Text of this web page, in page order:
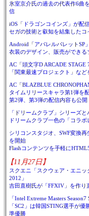
氷室京介氏の過去の代表作6曲
信
iOS「ドラゴンコインズ」が配
セガの技術と叡知を結集したコ
Android「アパレルパレットSP
衣装のデザイン、販売ができ
AC「頭文字D ARCADE STAGE
「関東最速プロジェクト」な
AC「BLAZBLUE
タイムリリースキャラ第1弾を
第2弾、第3弾の配信内容も公開
「ドリームクラブ」シリーズ
ドリームクラブ一色の「コラ
シリコンスタジオ、SWF変換
を開始
Flashコンテンツを手軽に
【11月27日】
スクエニ「スクウェア・エニ
2012」
吉田直樹氏が「FFXIV」を作り
「Intel Extreme Masters
「SC2」は韓国STING選手が
準優勝